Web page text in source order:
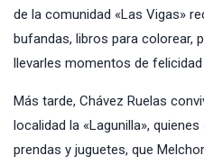
de la comunidad «Las Vigas»
bufandas, libros para colorear,
llevarles momentos de felicidad
Más tarde, Chávez Ruelas
localidad la «Lagunilla»,
prendas y juguetes, que